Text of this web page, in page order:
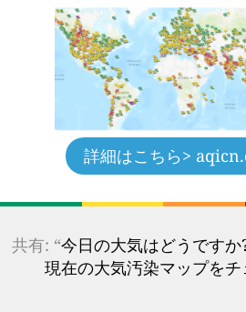
詳細はこちら>
共有: “今日の大気はどうです
現在の大気汚染マップをチ